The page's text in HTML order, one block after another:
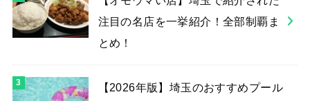
注目の名店を一挙紹介！全部制覇ま
とめ！
【2026年版】埼玉のおすすめプール